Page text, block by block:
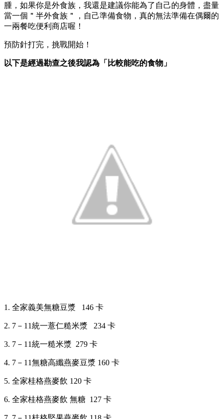
腫，如果你是外食族，我還是建議你能為了自己的身體，盡量
當一個＂半外食族＂，自己準備食物，真的無法準備在偶爾的
一兩餐吃便利商店喔！
預防針打完，挑戰開始！
以下是經過勘查之後我認為「比較能吃的食物」
1. 全家義美無糖豆漿 146 卡
2. 7－11統一薏仁糙米漿 234 卡
3. 7 － 11統一糙米漿 279 卡
4. 7 － 11無糖高纖燕麥豆漿 160 卡
5. 全家桂格燕麥飲 120 卡
6. 全家桂格燕麥飲 無糖 127 卡